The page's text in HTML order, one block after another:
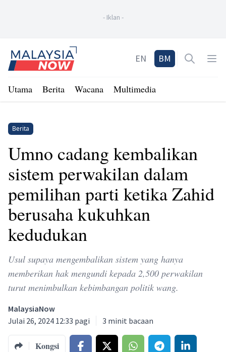
- Iklan -
Home
EN BM Open
Utama Berita Wacana Multimedia
Berita
Umno cadang kembalikan
sistem perwakilan dalam
pemilihan parti ketika Zahid
berusaha kukuhkan
kedudukan
Usul supaya mengembalikan sistem yang hanya
memberikan hak mengundi kepada 2,500 perwakilan
turut menimbulkan kebimbangan politik wang.
MalaysiaNow
Julai 26, 2024 12:33 pagi
3 minit bacaan
Kongsi